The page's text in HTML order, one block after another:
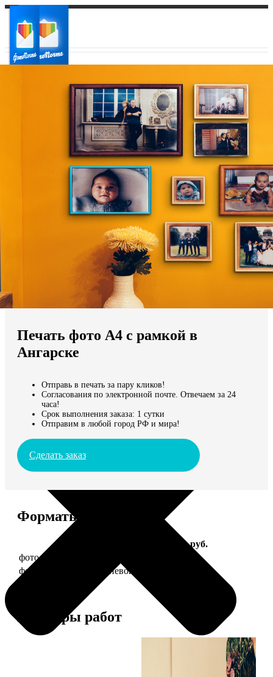
Ваш регион доставки
Выберите из списка:
Мы доставляем по всему миру
Продолжить без города
Печать фото А4 с рамкой в
Ангарске
Отправь в печать за пару кликов!
Согласования по электронной почте. Отвечаем за 24
часа!
Срок выполнения заказа: 1 сутки
Отправим в любой город РФ и мира!
Сделать заказ
Форматы и цены
Цена, руб.
фото 20х30 в деревянной рамке
фото 20х30 в алюминиевой рамке
Примеры работ